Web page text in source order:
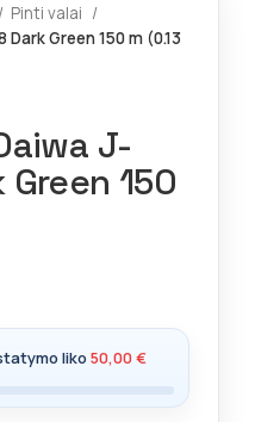
Pinti valai
Green 150 m (0.13
J-
150
liko 50,00€